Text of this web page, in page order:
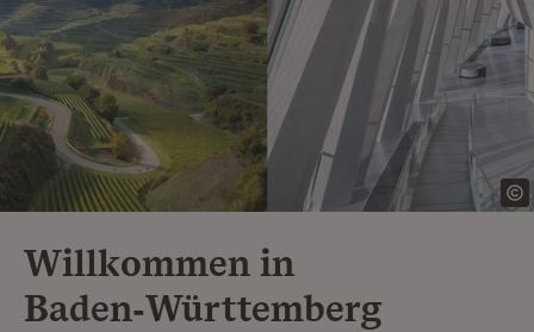
Willkommen in
Baden‑Württemberg